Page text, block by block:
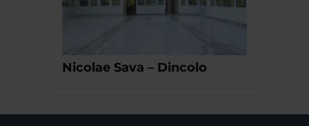
Nicolae Sava – Dincolo